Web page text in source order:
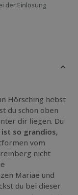
der Einlösung
Hörsching hebst
du schon oben
dir liegen. Du
so grandios,
vom
nicht
Mariae und
du bei dieser